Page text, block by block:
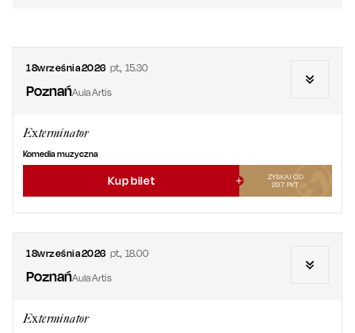
18września2026 pt., 15.30
PoznańAula Artis
Exterminator
Komedia muzyczna
Kup bilet
ZYSKAJ OD
297 PKT
18września2026 pt., 18.00
PoznańAula Artis
Exterminator